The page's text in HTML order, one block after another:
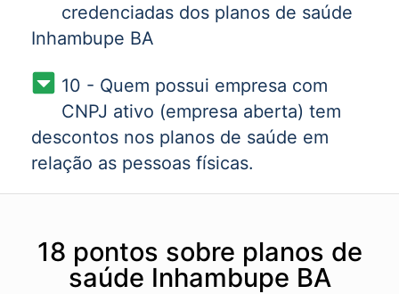
credenciadas dos planos de saúde
Inhambupe BA
10 - Quem possui empresa com
CNPJ ativo (empresa aberta) tem
descontos nos planos de saúde em
relação as pessoas físicas.
18 pontos sobre planos de
saúde Inhambupe BA